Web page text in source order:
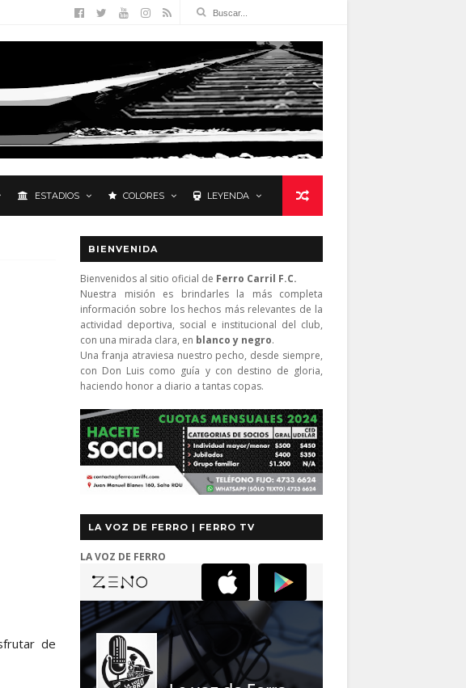
ESTADIOS COLORES LEYENDA
de
BIENVENIDA
Bienvenidos al sitio oficial de Ferro Carril F.C.
Nuestra misión es brindarles la más completa
información sobre los hechos más relevantes de la
actividad deportiva, social e institucional del club,
con una mirada clara, en blanco y negro.
Una franja atraviesa nuestro pecho, desde siempre,
con Don Luis como guía y con destino de gloria,
haciendo honor a diario a tantas copas.
LA VOZ DE FERRO | FERRO TV
LA VOZ DE FERRO